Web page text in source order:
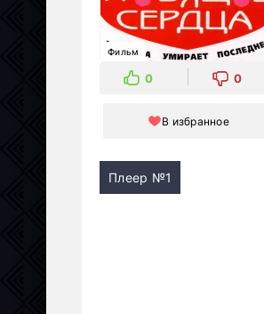
Фильм
0 0
В избранное
Плеер №1